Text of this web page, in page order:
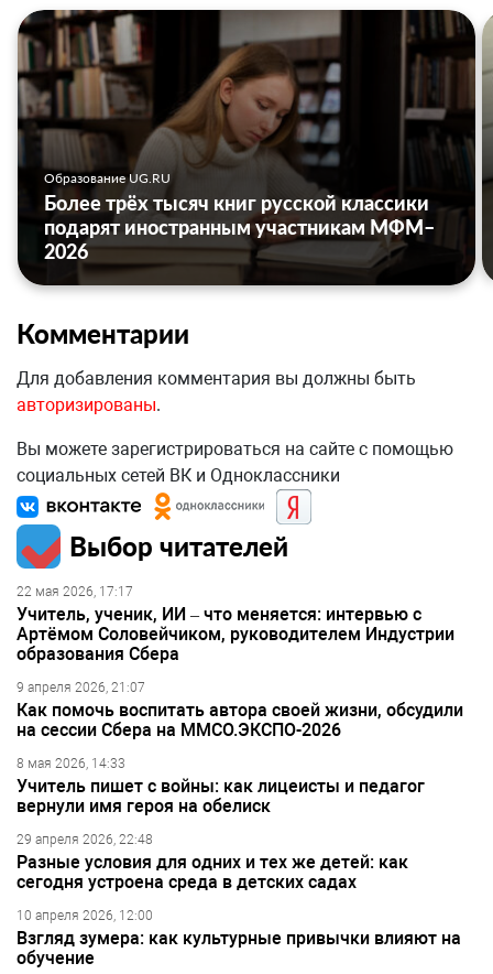
Образование UG.RU
Более трёх тысяч книг русской классики
подарят иностранным участникам МФМ–
2026
Комментарии
Для добавления комментария вы должны быть
авторизированы.
Вы можете зарегистрироваться на сайте с помощью
социальных сетей ВК и Одноклассники
Выбор читателей
22 мая 2026, 17:17
Учитель, ученик, ИИ – что меняется: интервью с
Артёмом Соловейчиком, руководителем Индустрии
образования Сбера
9 апреля 2026, 21:07
Как помочь воспитать автора своей жизни, обсудили
на сессии Сбера на ММСО.ЭКСПО-2026
8 мая 2026, 14:33
Учитель пишет с войны: как лицеисты и педагог
вернули имя героя на обелиск
29 апреля 2026, 22:48
Разные условия для одних и тех же детей: как
сегодня устроена среда в детских садах
10 апреля 2026, 12:00
Взгляд зумера: как культурные привычки влияют на
обучение